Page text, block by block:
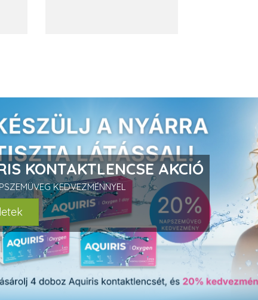
KONTAKTLENCSE AKCIÓ
KEDVEZMÉNNYEL